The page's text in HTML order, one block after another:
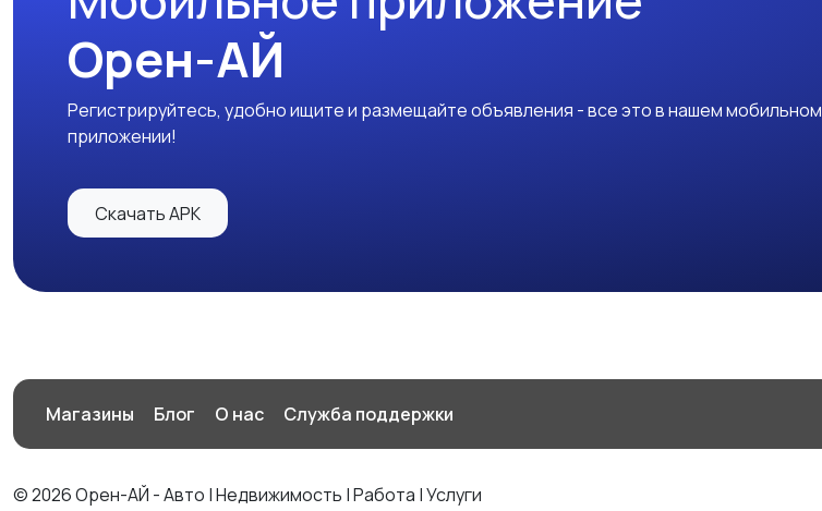
Орен-АЙ
Регистрируйтесь, удобно ищите и размещайте объявления - все это в нашем мобильном
приложении!
Скачать APK
Магазины Блог О нас Служба поддержки
© 2026 Орен-АЙ - Авто | Недвижимость | Работа | Услуги